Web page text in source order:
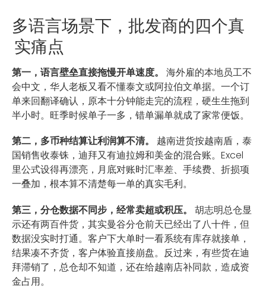
多语言场景下，批发商的四个真
实痛点
第一，语言壁垒直接拖慢开单速度。
海外雇的本地员工不
会中文，华人老板又看不懂泰文或阿拉伯文单据。一个订
单来回翻译确认，原本十分钟能走完的流程，硬生生拖到
半小时。旺季时候单子一多，错单漏单就成了家常便饭。
第二，多币种结算让利润算不清。
越南进货按越南盾，泰
国销售收泰铢，迪拜又有迪拉姆和美金的混合账。Excel
里公式设得再漂亮，月底对账时汇率差、手续费、折损项
一叠加，根本算不清楚每一单的真实毛利。
第三，分仓数据不同步，经常卖超或积压。
胡志明总仓显
示还有两百件货，其实曼谷分仓前天已经出了八十件，但
数据没实时打通。客户下大单时一看系统有库存就接单，
结果凑不齐货，客户体验直接崩盘。反过来，有些货在迪
拜滞销了，总仓却不知道，还在给越南店补同款，造成资
金占用。